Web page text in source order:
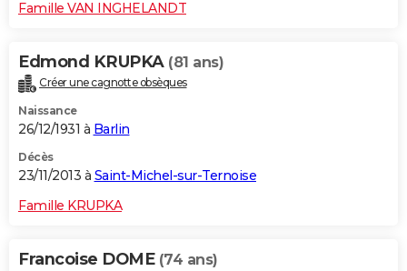
Famille VAN INGHELANDT
Edmond KRUPKA (81 ans)
Créer une cagnotte obsèques
Naissance
26/12/1931 à Barlin
Décès
23/11/2013 à Saint-Michel-sur-Ternoise
Famille KRUPKA
Francoise DOME (74 ans)